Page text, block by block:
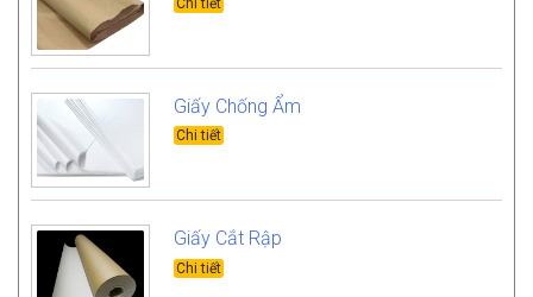
Giấy Chống Ẩm
Giấy Cắt Rập